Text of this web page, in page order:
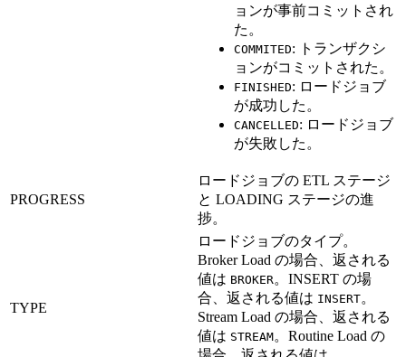
ョンが事前コミットされ
た。
COMMITED: トランザクシ
ョンがコミットされた。
FINISHED: ロードジョブ
が成功した。
CANCELLED: ロードジョブ
が失敗した。
PROGRESS
ロードジョブの ETL ステージ
と LOADING ステージの進
捗。
TYPE
ロードジョブのタイプ。
Broker Load の場合、返される
値は BROKER。INSERT の場
合、返される値は INSERT。
Stream Load の場合、返される
値は STREAM。Routine Load の